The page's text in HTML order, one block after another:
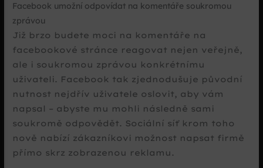
Facebook umožní odpovídat na komentáře soukromou
zprávou
Již brzo budete moci na komentáře na
facebookové stránce reagovat nejen veřejně,
ale i soukromou zprávou konkrétnímu
uživateli. Facebook tak zjednodušuje původní
nutnost nejdřív uživatele oslovit, aby vám
napsal – abyste mu mohli následně sami
soukromě odpovědět. Sociální síť krom toho
nově nabízí zákazníkovi možnost napsat firmě
přímo skrz zobrazenou reklamu.